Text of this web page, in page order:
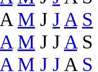
A M J J A S
A M J J A S
A M J J A S